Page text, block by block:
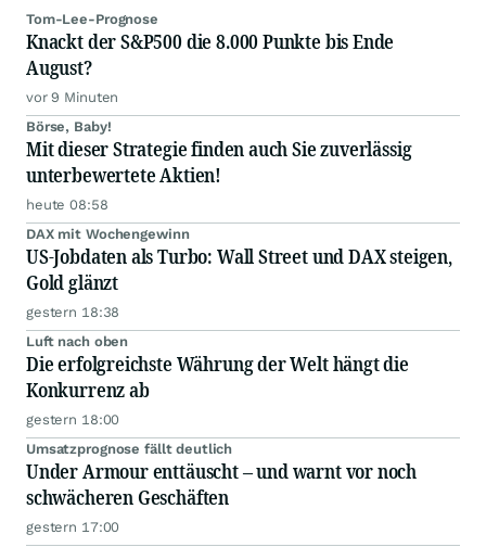
Tom-Lee-Prognose
Knackt der S&P500 die 8.000 Punkte bis Ende
August?
vor 9 Minuten
Börse, Baby!
Mit dieser Strategie finden auch Sie zuverlässig
unterbewertete Aktien!
heute 08:58
DAX mit Wochengewinn
US-Jobdaten als Turbo: Wall Street und DAX steigen,
Gold glänzt
gestern 18:38
Luft nach oben
Die erfolgreichste Währung der Welt hängt die
Konkurrenz ab
gestern 18:00
Umsatzprognose fällt deutlich
Under Armour enttäuscht – und warnt vor noch
schwächeren Geschäften
gestern 17:00